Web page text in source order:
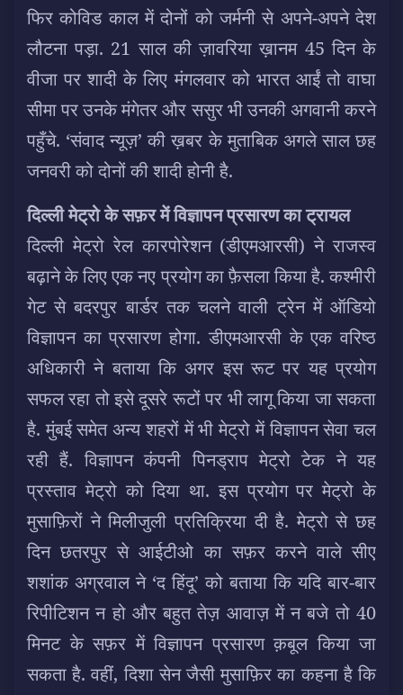
फिर कोविड काल में दोनों को जर्मनी से अपने-अपने देश
लौटना पड़ा. 21 साल की ज़ावरिया ख़ानम 45 दिन के
वीजा पर शादी के लिए मंगलवार को भारत आईं तो वाघा
सीमा पर उनके मंगेतर और ससुर भी उनकी अगवानी करने
पहुँचे. ‘संवाद न्यूज़’ की ख़बर के मुताबिक अगले साल छह
जनवरी को दोनों की शादी होनी है.
दिल्ली मेट्रो के सफ़र में विज्ञापन प्रसारण का ट्रायल
दिल्ली मेट्रो रेल कारपोरेशन (डीएमआरसी) ने राजस्व
बढ़ाने के लिए एक नए प्रयोग का फ़ैसला किया है. कश्मीरी
गेट से बदरपुर बार्डर तक चलने वाली ट्रेन में ऑडियो
विज्ञापन का प्रसारण होगा. डीएमआरसी के एक वरिष्ठ
अधिकारी ने बताया कि अगर इस रूट पर यह प्रयोग
सफल रहा तो इसे दूसरे रूटों पर भी लागू किया जा सकता
है. मुंबई समेत अन्य शहरों में भी मेट्रो में विज्ञापन सेवा चल
रही हैं. विज्ञापन कंपनी पिनड्राप मेट्रो टेक ने यह
प्रस्ताव मेट्रो को दिया था. इस प्रयोग पर मेट्रो के
मुसाफ़िरों ने मिलीजुली प्रतिक्रिया दी है. मेट्रो से छह
दिन छतरपुर से आईटीओ का सफ़र करने वाले सीए
शशांक अग्रवाल ने ‘द हिंदू’ को बताया कि यदि बार-बार
रिपीटिशन न हो और बहुत तेज़ आवाज़ में न बजे तो 40
मिनट के सफ़र में विज्ञापन प्रसारण क़बूल किया जा
सकता है. वहीं, दिशा सेन जैसी मुसाफ़िर का कहना है कि